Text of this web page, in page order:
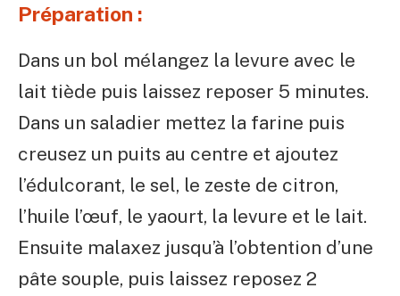
Préparation :
Dans un bol mélangez la levure avec le
lait tiède puis laissez reposer 5 minutes.
Dans un saladier mettez la farine puis
creusez un puits au centre et ajoutez
l’édulcorant, le sel, le zeste de citron,
l’huile l’œuf, le yaourt, la levure et le lait.
Ensuite malaxez jusqu’à l’obtention d’une
pâte souple, puis laissez reposez 2